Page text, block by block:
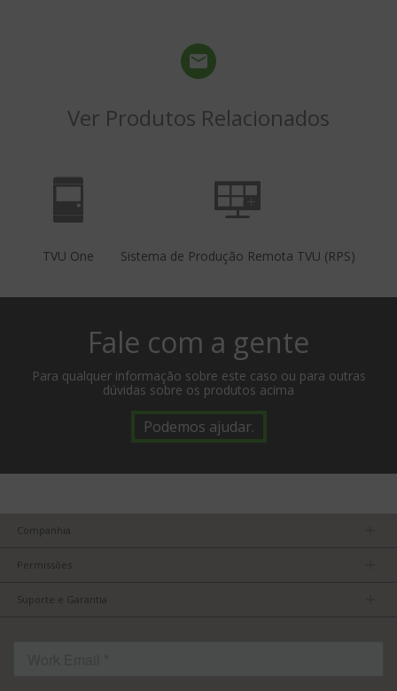
Ver Produtos Relacionados
TVU One Sistema de Produção Remota TVU (RPS)
Fale com a gente
Para qualquer informação sobre este caso ou para outras
dúvidas sobre os produtos acima
Podemos ajudar.
Companhia
Parceiros
Permissões
Termos e Condições
Suporte e Garantia